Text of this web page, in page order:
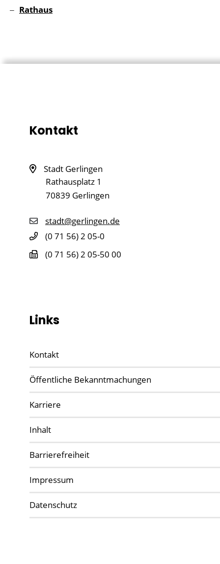
Rathaus
Kontakt
Stadt Gerlingen
Rathausplatz 1
70839 Gerlingen
stadt@gerlingen.de
(0 71 56) 2 05-0
(0 71 56) 2 05-50 00
Links
Kontakt
Öffentliche Bekanntmachungen
Karriere
Inhalt
Barrierefreiheit
Impressum
Datenschutz